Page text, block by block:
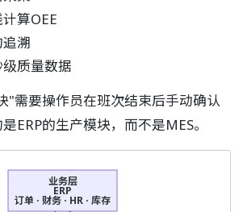
算OEE
溯
质量数据
"需要操作员在班次结束后手动确认
ERP的生产模块，而不是MES。
业务层
ERP
订单 · 财务 · HR · 库存